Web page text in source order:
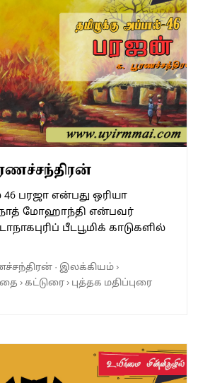
பரஜா என்பது ஒரியா
மோஹாந்தி என்பவர்
பீடபூமிக் காடுகளில்
· இலக்கியம்›
›கட்டுரை› புத்தக மதிப்புரை